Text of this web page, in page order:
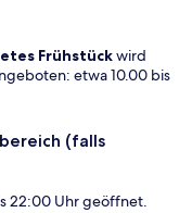
Frühstückwird
etwa 10.00 bis
(falls
22:00 Uhr geöffnet.